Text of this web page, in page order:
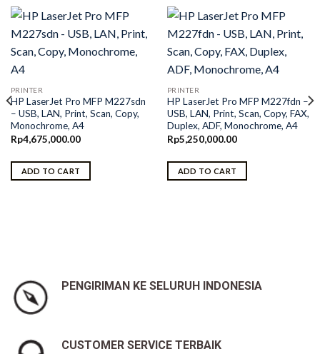
PRINTER
HP LaserJet Pro MFP M227sdn
– USB, LAN, Print, Scan, Copy,
Monochrome, A4
Rp4,675,000.00
ADD TO CART
PRINTER
HP LaserJet Pro MFP M227fdn –
USB, LAN, Print, Scan, Copy, FAX,
Duplex, ADF, Monochrome, A4
Rp5,250,000.00
ADD TO CART
PENGIRIMAN KE SELURUH INDONESIA
CUSTOMER SERVICE TERBAIK